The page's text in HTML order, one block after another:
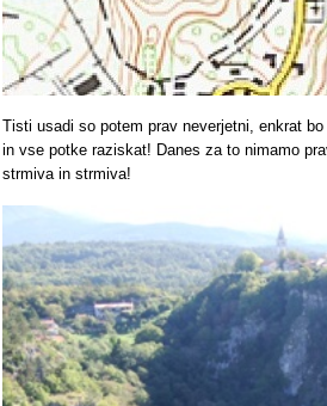
Tisti usadi so potem prav neverjetni, enkrat
in vse potke raziskat! Danes za to nimamo
strmiva in strmiva!